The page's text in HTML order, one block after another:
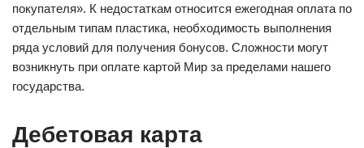
покупателя». К недостаткам относится ежегодная оплата по
отдельным типам пластика, необходимость выполнения
ряда условий для получения бонусов. Сложности могут
возникнуть при оплате картой Мир за пределами нашего
государства.
Дебетовая карта